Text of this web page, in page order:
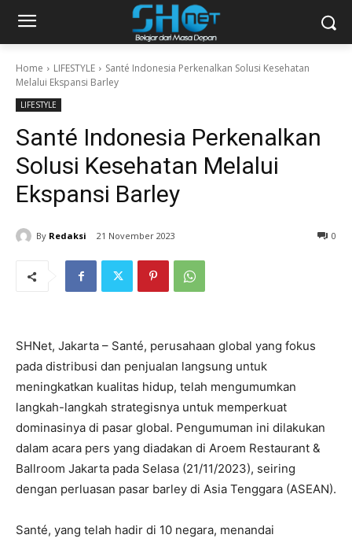
Home LIFESTYLE
Santé Indonesia Perkenalkan Solusi Kesehatan
Melalui Ekspansi Barley
LIFESTYLE
Santé Indonesia Perkenalkan
Solusi Kesehatan Melalui
Ekspansi Barley
By Redaksi 21 November 2023 0
SHNet, Jakarta – Santé, perusahaan global yang fokus
pada distribusi dan penjualan langsung untuk
meningkatkan kualitas hidup, telah mengumumkan
langkah-langkah strategisnya untuk memperkuat
dominasinya di pasar global. Pengumuman ini dilakukan
dalam acara pers yang diadakan di Aroem Restaurant &
Ballroom Jakarta pada Selasa (21/11/2023), seiring
dengan perluasan pasar barley di Asia Tenggara (ASEAN).
Santé, yang telah hadir di 10 negara, menandai